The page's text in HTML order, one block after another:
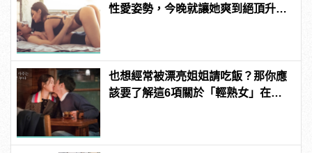
性愛姿勢，今晚就讓她爽到絕頂升
也想經常被漂亮姐姐請吃飯？那你應
該要了解這6項關於「輕熟女」在想